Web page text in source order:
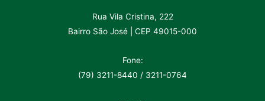
Rua Vila Cristina, 222
Bairro São José | CEP 49015-000
Fone:
(79) 3211-8440 / 3211-0764